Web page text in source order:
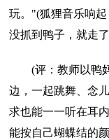
玩。"(狐狸音乐响
没抓到鸭子，就走
(评：教师以鸭妈
边，一起跳舞、念
求也能一一听在耳
能按自己蝴蝶结的